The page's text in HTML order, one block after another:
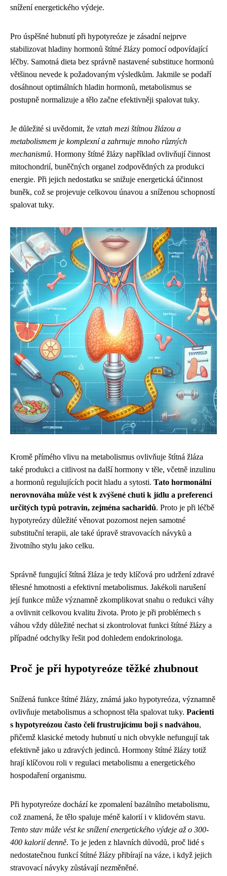
snížení energetického výdeje.
Pro úspěšné hubnutí při hypotyreóze je zásadní nejprve
stabilizovat hladiny hormonů štítné žlázy pomocí odpovídající
léčby. Samotná dieta bez správně nastavené substituce hormonů
většinou nevede k požadovaným výsledkům. Jakmile se podaří
dosáhnout optimálních hladin hormonů, metabolismus se
postupně normalizuje a tělo začne efektivněji spalovat tuky.
Je důležité si uvědomit, že vztah mezi štítnou žlázou a
metabolismem je komplexní a zahrnuje mnoho různých
mechanismů. Hormony štítné žlázy například ovlivňují činnost
mitochondrií, buněčných organel zodpovědných za produkci
energie. Při jejich nedostatku se snižuje energetická účinnost
buněk, což se projevuje celkovou únavou a sníženou schopností
spalovat tuky.
Kromě přímého vlivu na metabolismus ovlivňuje štítná žláza
také produkci a citlivost na další hormony v těle, včetně inzulinu
a hormonů regulujících pocit hladu a sytosti. Tato hormonální
nerovnováha může vést k zvýšené chuti k jídlu a preferenci
určitých typů potravin, zejména sacharidů. Proto je při léčbě
hypotyreózy důležité věnovat pozornost nejen samotné
substituční terapii, ale také úpravě stravovacích návyků a
životního stylu jako celku.
Správně fungující štítná žláza je tedy klíčová pro udržení zdravé
tělesné hmotnosti a efektivní metabolismus. Jakékoli narušení
její funkce může významně zkomplikovat snahu o redukci váhy
a ovlivnit celkovou kvalitu života. Proto je při problémech s
váhou vždy důležité nechat si zkontrolovat funkci štítné žlázy a
případné odchylky řešit pod dohledem endokrinologa.
Proč je při hypotyreóze těžké zhubnout
Snížená funkce štítné žlázy, známá jako hypotyreóza, významně
ovlivňuje metabolismus a schopnost těla spalovat tuky. Pacienti
s hypotyreózou často čelí frustrujícímu boji s nadváhou,
přičemž klasické metody hubnutí u nich obvykle nefungují tak
efektivně jako u zdravých jedinců. Hormony štítné žlázy totiž
hrají klíčovou roli v regulaci metabolismu a energetického
hospodaření organismu.
Při hypotyreóze dochází ke zpomalení bazálního metabolismu,
což znamená, že tělo spaluje méně kalorií i v klidovém stavu.
Tento stav může vést ke snížení energetického výdeje až o 300-
400 kalorií denně. To je jeden z hlavních důvodů, proč lidé s
nedostatečnou funkcí štítné žlázy přibírají na váze, i když jejich
stravovací návyky zůstávají nezměněné.